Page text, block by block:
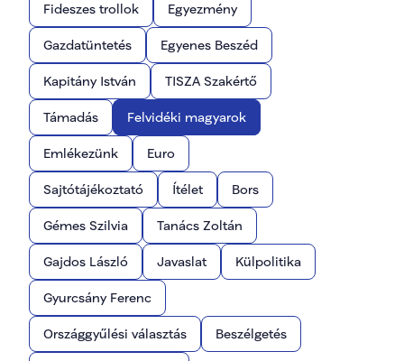
Fideszes trollok Egyezmény
Gazdatüntetés Egyenes Beszéd
Kapitány István TISZA Szakértő
Támadás Felvidéki magyarok
Emlékezünk Euro
Sajtótájékoztató Ítélet Bors
Gémes Szilvia Tanács Zoltán
Gajdos László Javaslat Külpolitika
Gyurcsány Ferenc
Országgyűlési választás Beszélgetés